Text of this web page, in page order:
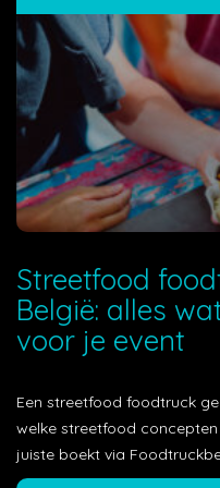
Streetfood
België: alles
voor je event
Een streetfood foodtruck
welke streetfood
juiste boekt via